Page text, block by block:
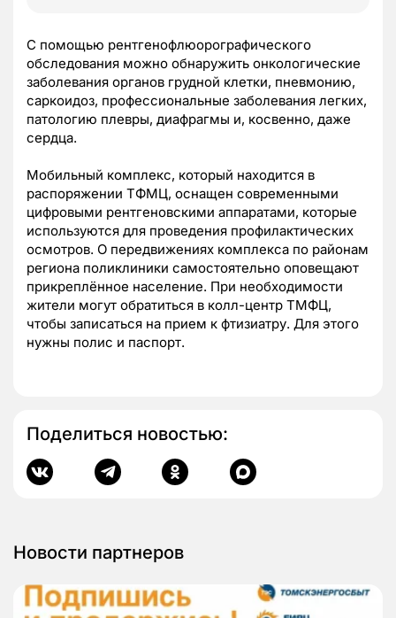
С помощью рентгенофлюорографического
обследования можно обнаружить онкологические
заболевания органов грудной клетки, пневмонию,
саркоидоз, профессиональные заболевания легких,
патологию плевры, диафрагмы и, косвенно, даже
сердца.
Мобильный комплекс, который находится в
распоряжении ТФМЦ, оснащен современными
цифровыми рентгеновскими аппаратами, которые
используются для проведения профилактических
осмотров. О передвижениях комплекса по районам
региона поликлиники самостоятельно оповещают
прикреплённое население. При необходимости
жители могут обратиться в колл-центр ТМФЦ,
чтобы записаться на прием к фтизиатру. Для этого
нужны полис и паспорт.
Поделиться новостью:
Новости партнеров